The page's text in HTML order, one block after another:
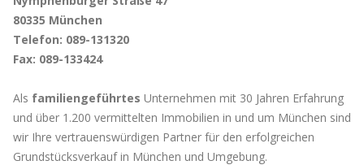
80335 München
Telefon: 089-131320
Fax: 089-133424
Als familiengeführtes Unternehmen mit 30 Jahren Erfahrung
und über 1.200 vermittelten Immobilien in und um München sind
wir Ihre vertrauenswürdigen Partner für den erfolgreichen
Grundstücksverkauf in München und Umgebung.